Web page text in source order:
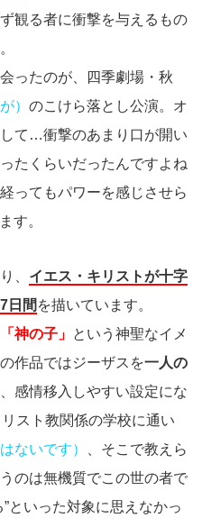
観る者に衝撃を与えるもの
ったのが、四季劇場・秋
） のこけら落とし公演。オ
て…衝撃のあまり口が開い
たくらいだったんですよね
ってもパワーを感じさせら
す。
、 イエス・キリストが十字
日間 を描いています。
「神の子」 という神聖なイメ
作品ではジーザスを一人の
感情移入しやすい設定にな
スト教関係の学校に通い
ないです）
、そこで教えら
のは無機質でこの世の者で
といった対象に思えなかっ